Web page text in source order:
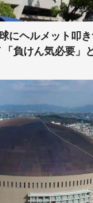
にヘルメット叩
負けん気必要」